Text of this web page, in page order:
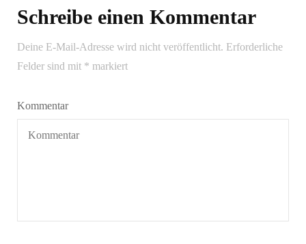
Schreibe einen Kommentar
Deine E-Mail-Adresse wird nicht veröffentlicht. Erforderliche
Felder sind mit * markiert
Kommentar